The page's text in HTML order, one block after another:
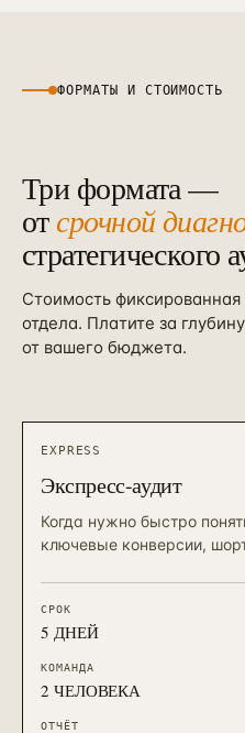
ФОРМАТЫ И СТОИМОСТЬ
Три формата —
отсрочной
стратегического
Стоимость фиксированная
отдела. Платите за
от вашего бюджета.
EXPRESS
Экспресс-аудит
Когда нужно быстро
ключевые конверсии,
СРОК
5 ДНЕЙ
КОМАНДА
2 ЧЕЛОВЕКА
ОТЧЁТ